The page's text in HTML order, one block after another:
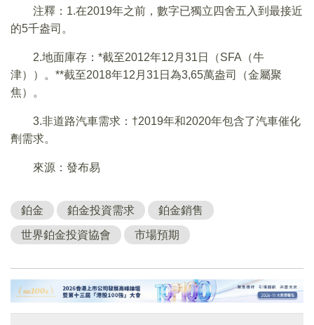
注釋：1.在2019年之前，數字已獨立四舍五入到最接近
的5千盎司。
2.地面庫存：*截至2012年12月31日（SFA（牛
津））。**截至2018年12月31日為3,65萬盎司（金屬聚
焦）。
3.非道路汽車需求：†2019年和2020年包含了汽車催化
劑需求。
來源：發布易
鉑金 鉑金投資需求 鉑金銷售
世界鉑金投資協會 市場預期